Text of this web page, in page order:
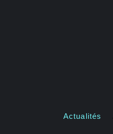
Actualités